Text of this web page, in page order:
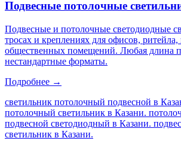
Подвесные потолочные
Подвесные и потолочные светодиодные
тросах и креплениях для офисов, ритейла,
общественных помещений. Любая длина
нестандартные форматы.
Подробнее →
светильник потолочный подвесной в
потолочный светильник в Казани.
подвесной светодиодный в Казани.
светильник в Казани.